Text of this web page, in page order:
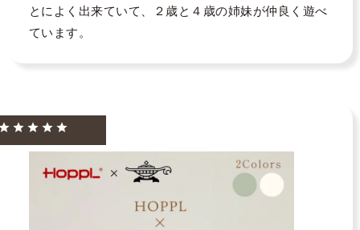
とによく出来ていて、２歳と４歳の姉妹が仲良く遊べ
ています。